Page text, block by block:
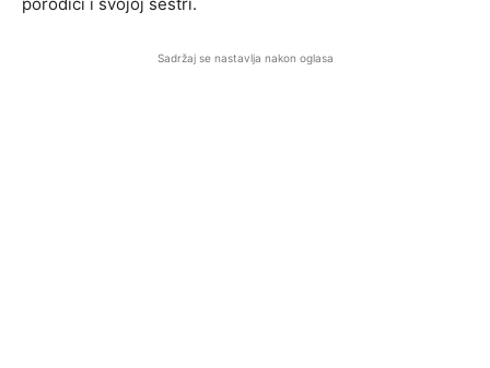
Sadržaj se nastavlja nakon oglasa